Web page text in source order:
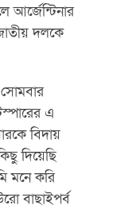
আর্জেন্টিনার
দলকে
এ
বিদায়
দিয়েছি
মনে করি
বাছাইপর্ব